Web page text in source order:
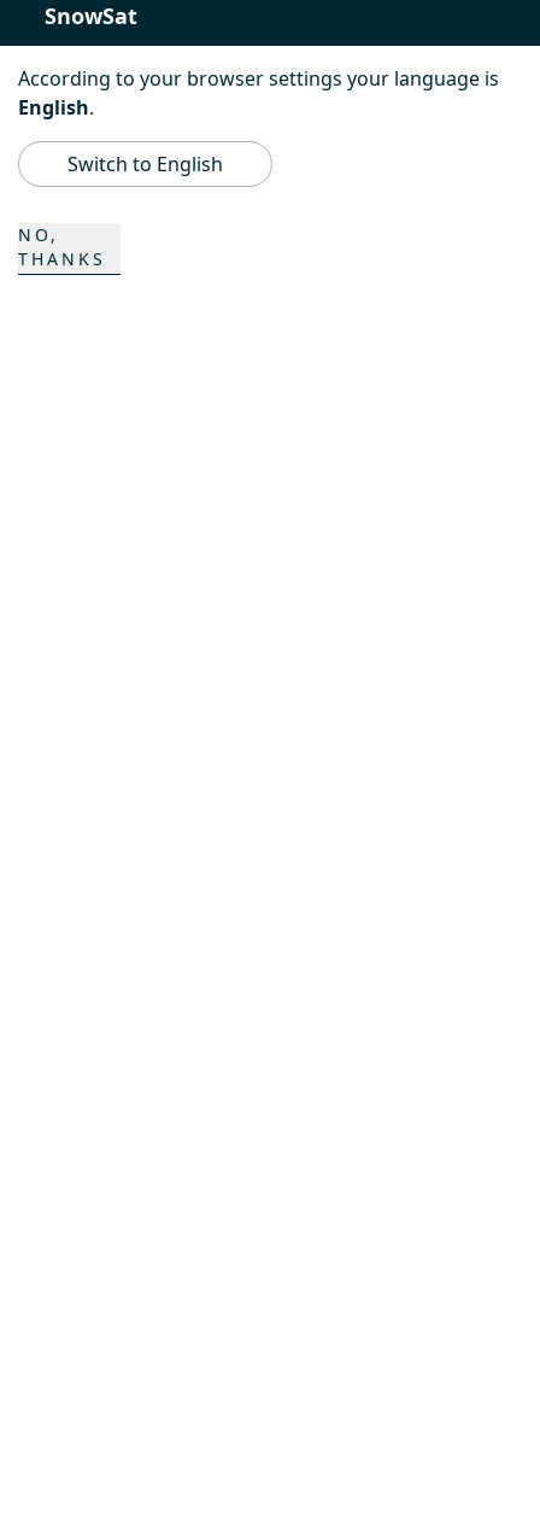
SnowSat
PowerBully
BeachTech
K COMPOSITES
According to your browser settings your language is
English.
NO,
THANKS
Switch to English